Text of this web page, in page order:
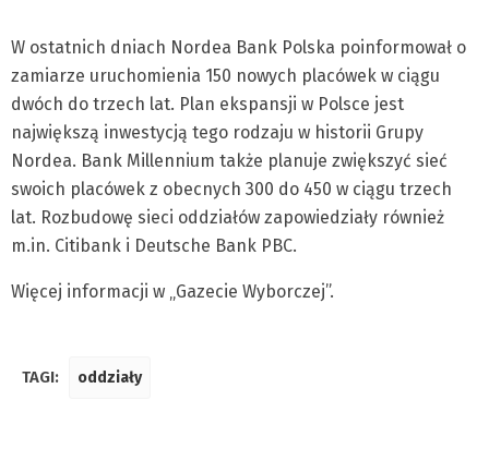
W ostatnich dniach Nordea Bank Polska poinformował o
zamiarze uruchomienia 150 nowych placówek w ciągu
dwóch do trzech lat. Plan ekspansji w Polsce jest
największą inwestycją tego rodzaju w historii Grupy
Nordea. Bank Millennium także planuje zwiększyć sieć
swoich placówek z obecnych 300 do 450 w ciągu trzech
lat. Rozbudowę sieci oddziałów zapowiedziały również
m.in. Citibank i Deutsche Bank PBC.
Więcej informacji w „Gazecie Wyborczej”.
TAGI: oddziały